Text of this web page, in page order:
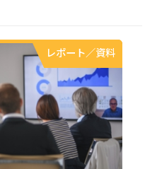
レポート／資料